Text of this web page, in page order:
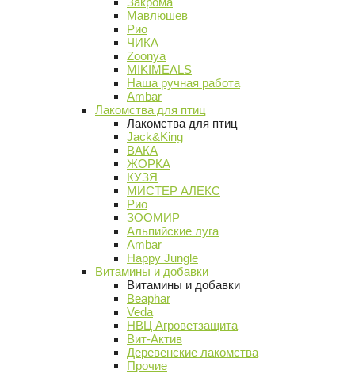
Мавлюшев
Рио
ЧИКА
Zoonya
MIKIMEALS
Наша ручная работа
Ambar
Лакомства для птиц
Лакомства для птиц
Jack&King
ВАКА
ЖОРКА
КУЗЯ
МИСТЕР АЛЕКС
Рио
ЗООМИР
Альпийские луга
Ambar
Happy Jungle
Витамины и добавки
Витамины и добавки
Beaphar
Veda
НВЦ Агроветзащита
Вит-Актив
Деревенские лакомства
Прочие